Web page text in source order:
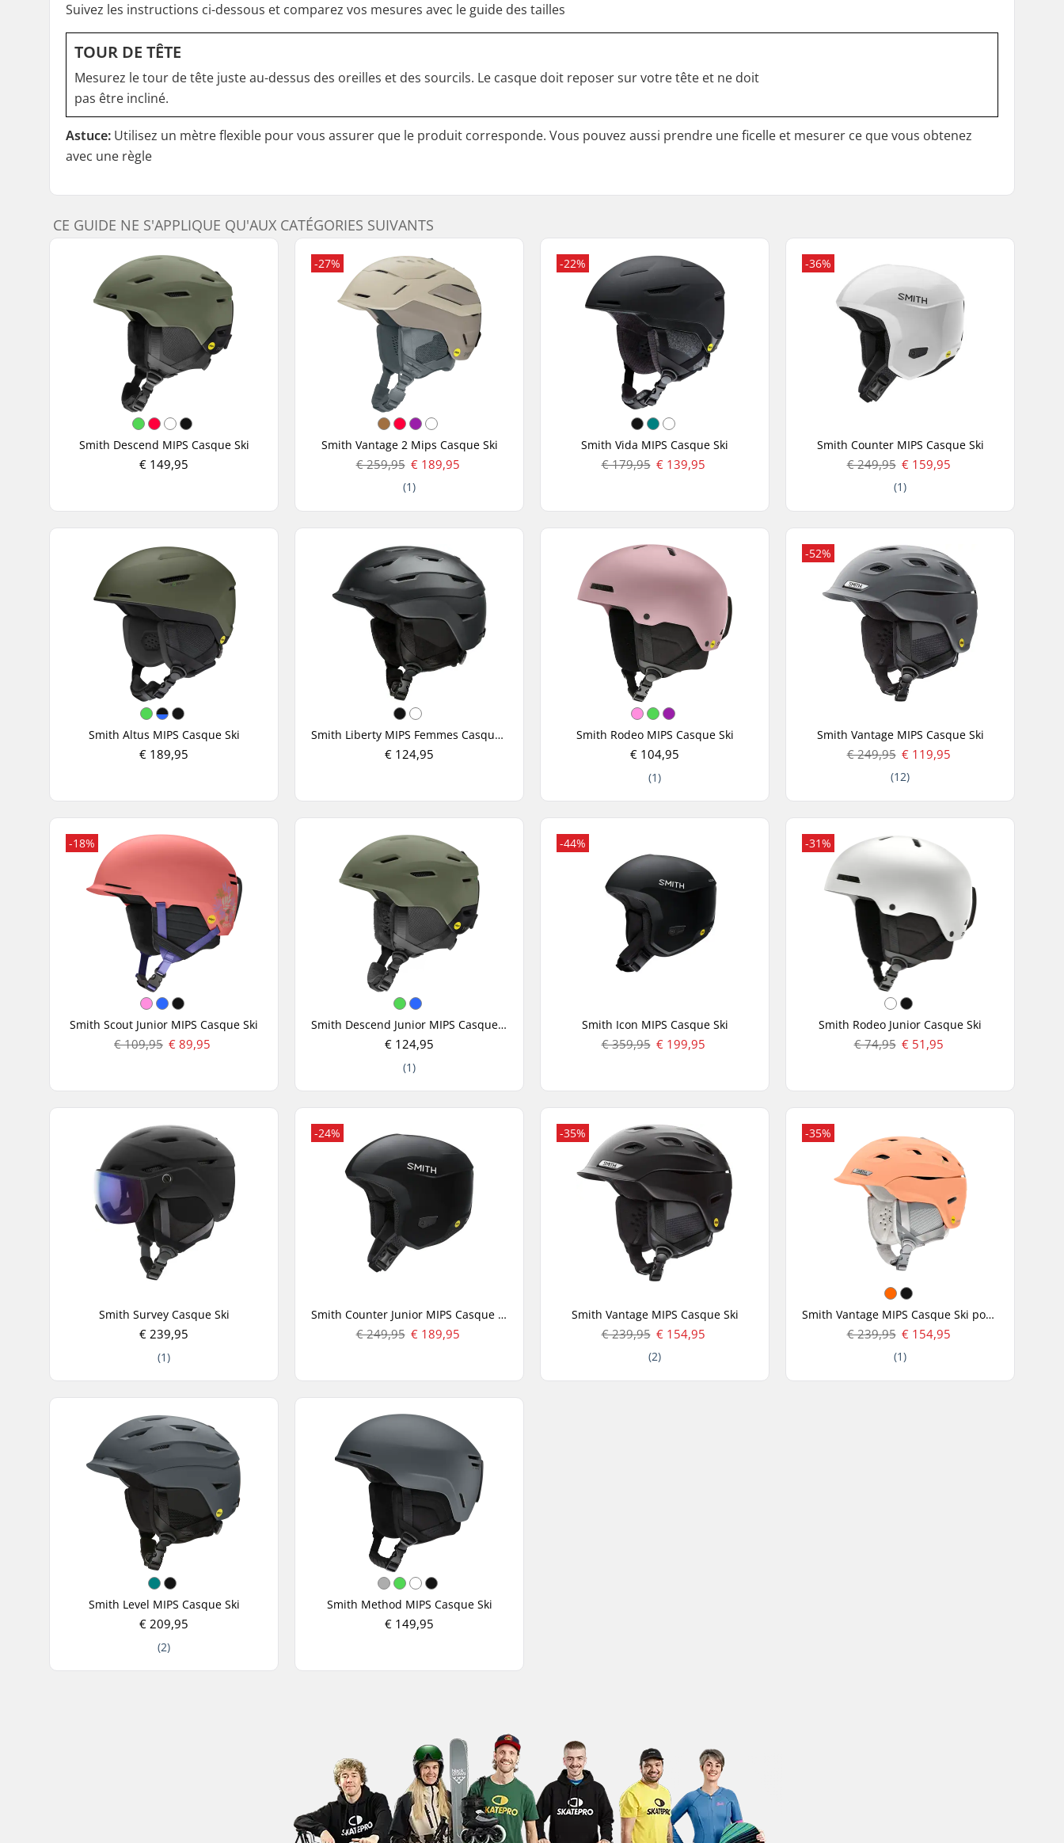
Suivez les instructions ci-dessous et comparez vos mesures avec le guide des tailles
TOUR DE TÊTE
Mesurez le tour de tête juste au-dessus des oreilles et des sourcils. Le casque doit reposer sur votre tête et ne doit
pas être incliné.
Astuce: Utilisez un mètre flexible pour vous assurer que le produit corresponde. Vous pouvez aussi prendre une ficelle et mesurer ce que vous obtenez
avec une règle
CE GUIDE NE S'APPLIQUE QU'AUX CATÉGORIES SUIVANTS
Smith Descend MIPS Casque Ski
€ 149,95
-27%
Smith Vantage 2 Mips Casque Ski
€ 259,95 € 189,95
(1)
-22%
Smith Vida MIPS Casque Ski
€ 179,95 € 139,95
-36%
Smith Counter MIPS Casque Ski
€ 249,95 € 159,95
(1)
Smith Altus MIPS Casque Ski
€ 189,95
Smith Liberty MIPS Femmes Casque Ski
€ 124,95
Smith Rodeo MIPS Casque Ski
€ 104,95
(1)
-52%
Smith Vantage MIPS Casque Ski
€ 249,95 € 119,95
(12)
-18%
Smith Scout Junior MIPS Casque Ski
€ 109,95 € 89,95
Smith Descend Junior MIPS Casque Ski
€ 124,95
(1)
-44%
Smith Icon MIPS Casque Ski
€ 359,95 € 199,95
-31%
Smith Rodeo Junior Casque Ski
€ 74,95 € 51,95
Smith Survey Casque Ski
€ 239,95
(1)
-24%
Smith Counter Junior MIPS Casque Ski Enfant
€ 249,95 € 189,95
-35%
Smith Vantage MIPS Casque Ski
€ 239,95 € 154,95
(2)
-35%
Smith Vantage MIPS Casque Ski pour femme
€ 239,95 € 154,95
(1)
Smith Level MIPS Casque Ski
€ 209,95
(2)
Smith Method MIPS Casque Ski
€ 149,95